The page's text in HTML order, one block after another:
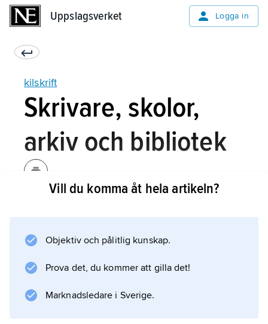
Uppslagsverket Logga in
kilskrift
Skrivare, skolor,
arkiv och bibliotek
vardag i skolan. Eleverna skrev allt svårare
texter, vanligen valda ur de traditionella
mesopotamiska texterna. Till sin hjälp hade
ord- och teckenlistor vilkas grunddrag
Vill du komma åt hela artikeln?
Objektiv och pålitlig kunskap.
Prova det, du kommer att gilla det!
Marknadsledare i Sverige.